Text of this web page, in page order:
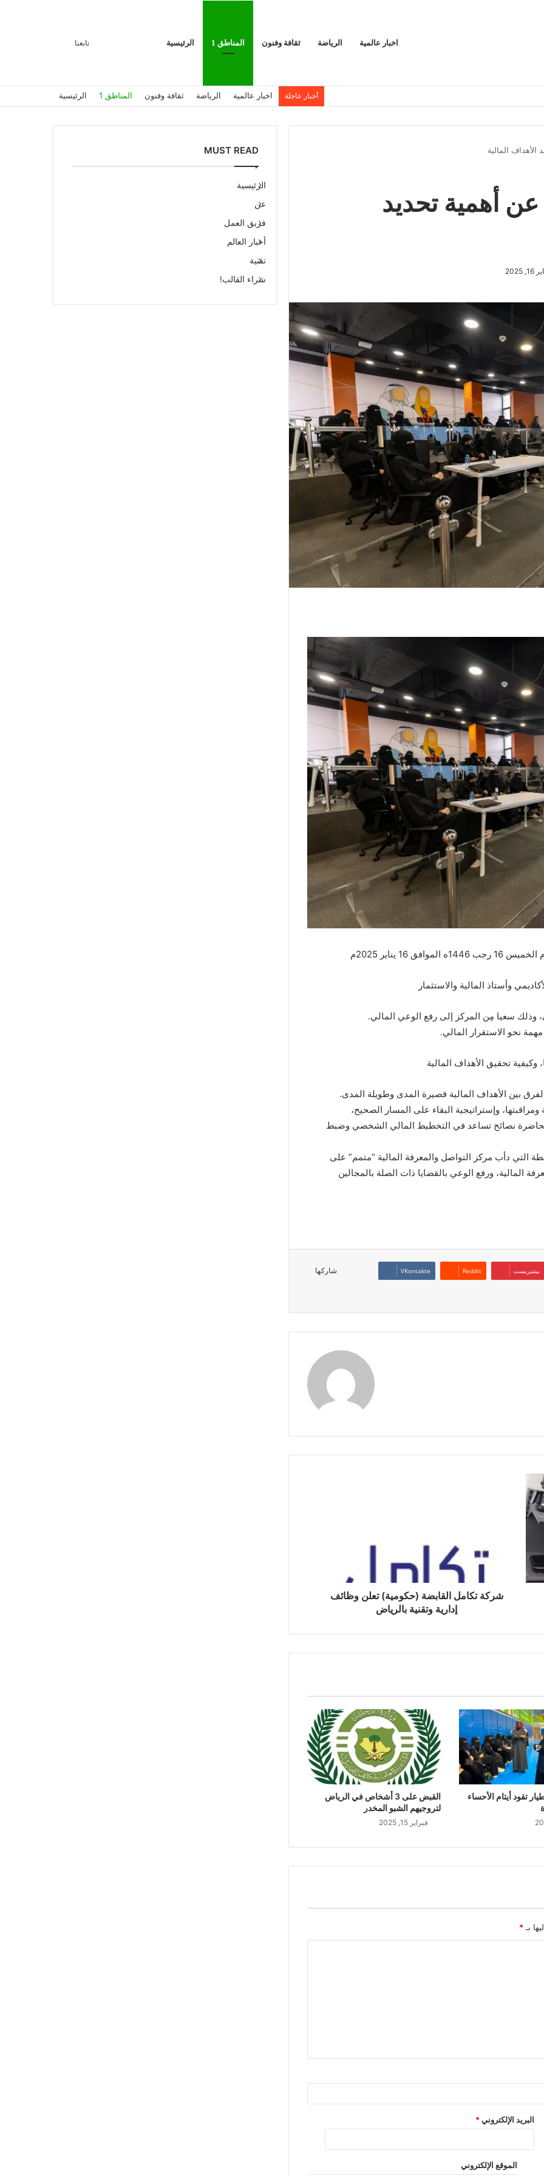
الرئيسية المناطق 1 ثقافة وفنون الرياضة اخبار عالمية
عن عمود
تسجيل
الدخول
تابعنا
أخبار عاجلة الرئيسية المناطق 1 ثقافة وفنون الرياضة اخبار عالمية
المالية
أهمية تحديد
2025
1446ه الموافق 16 يناير 2025م
وأستاذ المالية والاستثمار
وذلك سعيا مِن المركز إلى رفع الوعي المالي.
نحو الاستقرار المالي.
تحقيق الأهداف المالية
بين الأهداف المالية قصيرة المدى وطويلة المدى.
وإستراتيجية البقاء على المسار الصحيح،
نصائح تساعد في التخطيط المالي الشخصي وضبط
التي دأب مركز التواصل والمعرفة المالية “متمم” على
المالية، ورفع الوعي بالقضايا ذات الصلة بالمجالين
شاركها بينتيريست
ا
شركة تكامل القابضة (حكومية) تعلن وظائف
إدارية وتقنية بالرياض
القبض على 3 أشخاص في الرياض
لتروجيهم الشبو المخدر
فبراير 15, 2025
تقود أيتام الأحساء
بـ *
البريد الإلكتروني*
الموقع الإلكتروني
MUST READ
الرئيسية
عن
فريق العمل
أخبار العالم
تقنية
شراء القالب!